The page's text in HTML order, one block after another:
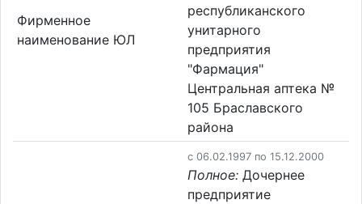
Фирменное
наименование ЮЛ
республиканского
унитарного
предприятия
"Фармация"
Центральная аптека №
105 Браславского
района
c 06.02.1997 по 15.12.2000
Полное: Дочернее
предприятие